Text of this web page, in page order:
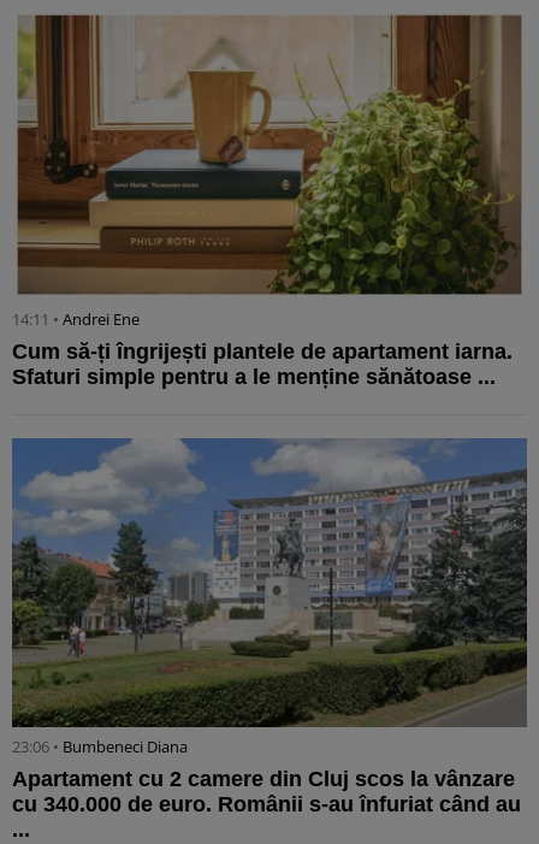
14:11 • Andrei Ene
Cum să-ți îngrijești plantele de apartament iarna.
Sfaturi simple pentru a le menține sănătoase ...
23:06 • Bumbeneci Diana
Apartament cu 2 camere din Cluj scos la vânzare
cu 340.000 de euro. Românii s-au înfuriat când au
...